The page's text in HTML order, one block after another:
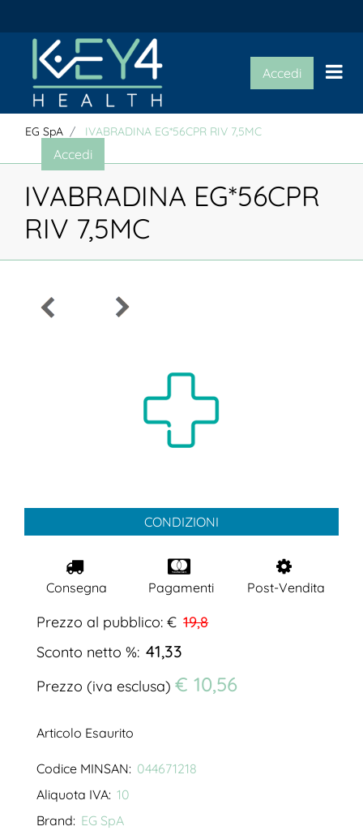
Accedi
Accedi
EG SpA IVABRADINA EG*56CPR RIV 7,5MC
IVABRADINA EG*56CPR
RIV 7,5MC
CONDIZIONI
Consegna Pagamenti Post-Vendita
Prezzo al pubblico: € 19,8
Sconto netto %: 41,33
Prezzo (iva esclusa) € 10,56
Articolo Esaurito
Codice MINSAN: 044671218
Aliquota IVA: 10
Brand: EG SpA